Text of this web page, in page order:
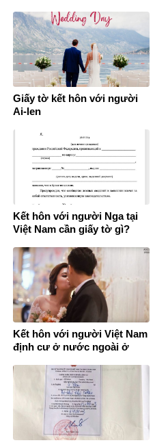
Giấy tờ kết hôn với người
Ai-len
Kết hôn với người Nga tại
Việt Nam cần giấy tờ gì?
Kết hôn với người Việt Nam
định cư ở nước ngoài ở